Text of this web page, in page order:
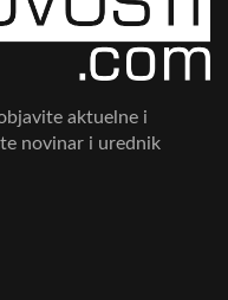
aktuelne i
novinar i urednik